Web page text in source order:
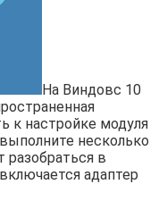
На Виндовс 10
к настройке модуля
несколько
в
адаптер